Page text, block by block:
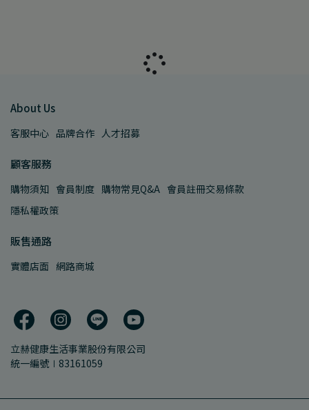
About Us
客服中心 品牌合作 人才招募
顧客服務
購物須知 會員制度 購物常見Q&A 會員註冊交易條款
隱私權政策
販售通路
實體店面 網路商城
立赫健康生活事業股份有限公司
統一編號∣83161059